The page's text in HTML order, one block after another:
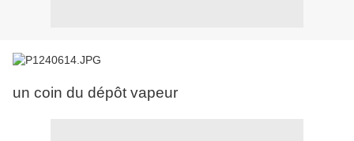
un coin du dépôt vapeur